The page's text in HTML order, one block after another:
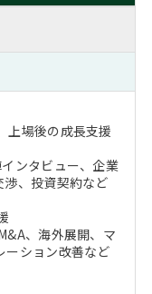
上場後の成長支援
ンタビュー、企業
、投資契約など
、海外展開、マ
ーション改善など